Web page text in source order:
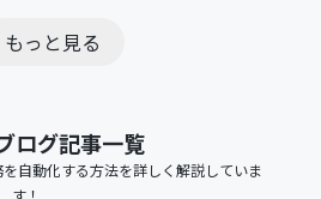
もっと見る
ログ記事一覧
自動化する方法を詳しく解説していま
す！